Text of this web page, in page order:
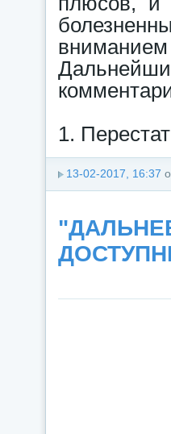
1.
13-02-2017, 16:37